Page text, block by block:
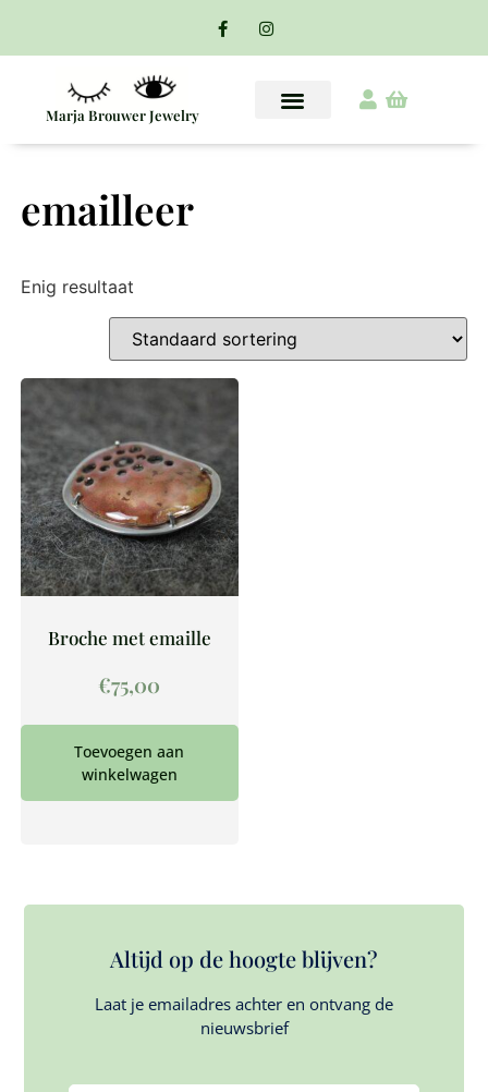
Marja Brouwer Jewelry
emailleer
Enig resultaat
Broche met emaille
€75,00
Toevoegen aan
winkelwagen
Altijd op de hoogte blijven?
Laat je emailadres achter en ontvang de
nieuwsbrief